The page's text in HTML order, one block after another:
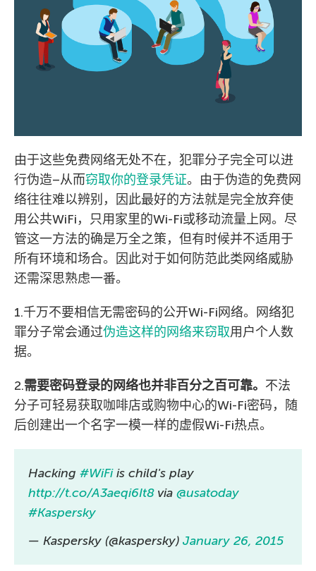
由于这些免费网络无处不在，犯罪分子完全可以进
行伪造–从而窃取你的登录凭证。由于伪造的免费网
络往往难以辨别，因此最好的方法就是完全放弃使
用公共WiFi，只用家里的Wi-Fi或移动流量上网。尽
管这一方法的确是万全之策，但有时候并不适用于
所有环境和场合。因此对于如何防范此类网络威胁
还需深思熟虑一番。
1.千万不要相信无需密码的公开Wi-Fi网络。网络犯
罪分子常会通过伪造这样的网络来窃取用户个人数
据。
2.需要密码登录的网络也并非百分之百可靠。 不法
分子可轻易获取咖啡店或购物中心的Wi-Fi密码，随
后创建出一个名字一模一样的虚假Wi-Fi热点。
Hacking #WiFiis child's play
http://t.co/A3aeqi6It8 via @usatoday
#Kaspersky
— Kaspersky (@kaspersky) January 26, 2015